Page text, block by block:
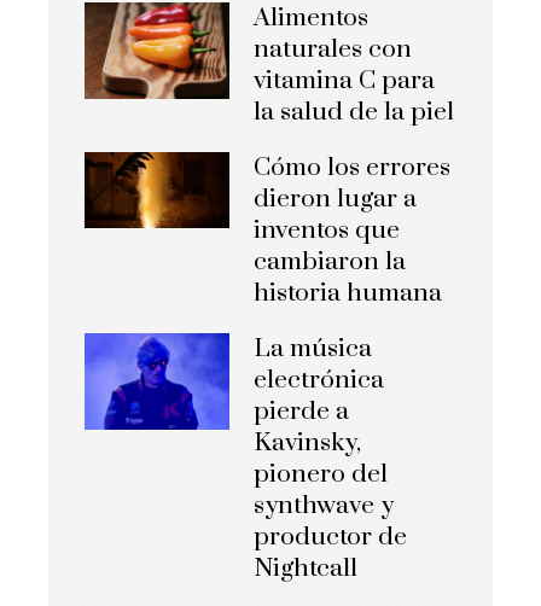
Alimentos
naturales con
vitamina C para
la salud de la piel
Cómo los errores
dieron lugar a
inventos que
cambiaron la
historia humana
La música
electrónica
pierde a
Kavinsky,
pionero del
synthwave y
productor de
Nightcall